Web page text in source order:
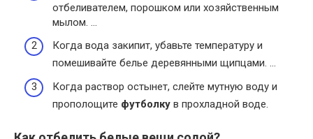
отбеливателем, порошком или хозяйственным
мылом. …
Когда вода закипит, убавьте температуру и
помешивайте белье деревянными щипцами. …
Когда раствор остынет, слейте мутную воду и
прополощите футболку в прохладной воде.